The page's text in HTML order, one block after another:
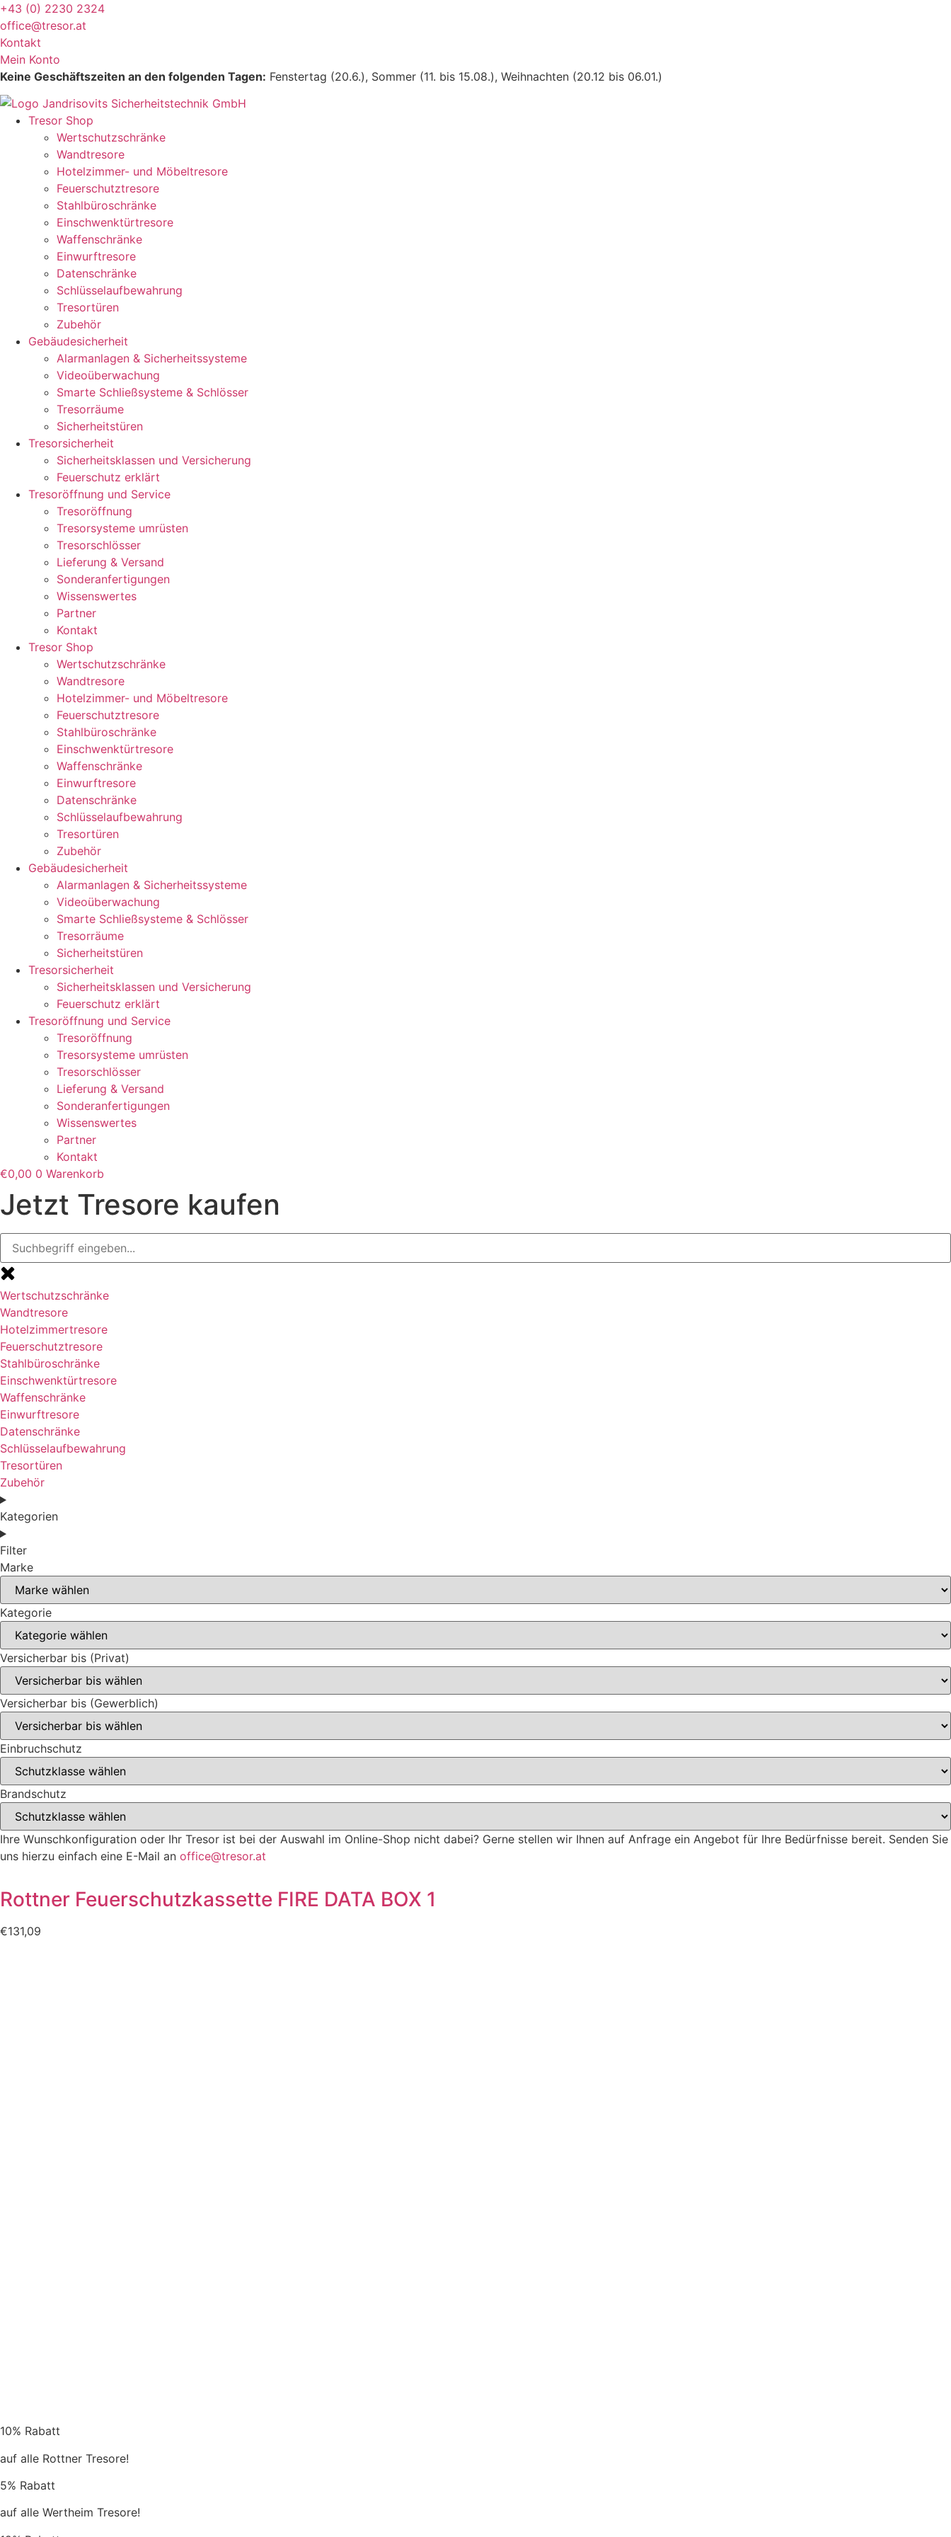
Zum
Inhalt
wechseln
+43 (0) 2230 2324
office@tresor.at
Kontakt
Mein Konto
Keine Geschäftszeiten an den folgenden Tagen: Fenstertag (20.6.), Sommer (11. bis 15.08.), Weihnachten (20.12 bis 06.01.)
Tresor Shop
Wertschutzschränke
Wandtresore
Hotelzimmer- und Möbeltresore
Feuerschutztresore
Stahlbüroschränke
Einschwenktürtresore
Waffenschränke
Einwurftresore
Datenschränke
Schlüsselaufbewahrung
Tresortüren
Zubehör
Gebäudesicherheit
Alarmanlagen & Sicherheitssysteme
Videoüberwachung
Smarte Schließsysteme & Schlösser
Tresorräume
Sicherheitstüren
Tresorsicherheit
Sicherheitsklassen und Versicherung
Feuerschutz erklärt
Tresoröffnung und Service
Tresoröffnung
Tresorsysteme umrüsten
Tresorschlösser
Lieferung & Versand
Sonderanfertigungen
Wissenswertes
Partner
Kontakt
Tresor Shop
Wertschutzschränke
Wandtresore
Hotelzimmer- und Möbeltresore
Feuerschutztresore
Stahlbüroschränke
Einschwenktürtresore
Waffenschränke
Einwurftresore
Datenschränke
Schlüsselaufbewahrung
Tresortüren
Zubehör
Gebäudesicherheit
Alarmanlagen & Sicherheitssysteme
Videoüberwachung
Smarte Schließsysteme & Schlösser
Tresorräume
Sicherheitstüren
Tresorsicherheit
Sicherheitsklassen und Versicherung
Feuerschutz erklärt
Tresoröffnung und Service
Tresoröffnung
Tresorsysteme umrüsten
Tresorschlösser
Lieferung & Versand
Sonderanfertigungen
Wissenswertes
Partner
Kontakt
€0,00 0 Warenkorb
Jetzt Tresore kaufen
Wertschutzschränke
Wandtresore
Hotelzimmertresore
Feuerschutztresore
Stahlbüroschränke
Einschwenktürtresore
Waffenschränke
Einwurftresore
Datenschränke
Schlüsselaufbewahrung
Tresortüren
Zubehör
Kategorien
Filter
Marke
Kategorie
Versicherbar bis (Privat)
Versicherbar bis (Gewerblich)
Einbruchschutz
Brandschutz
Ihre Wunschkonfiguration oder Ihr Tresor ist bei der Auswahl im Online-Shop nicht dabei? Gerne stellen wir Ihnen auf Anfrage ein Angebot für Ihre Bedürfnisse bereit. Senden Sie
uns hierzu einfach eine E-Mail an office@tresor.at
Rottner Feuerschutzkassette FIRE DATA BOX 1
€131,09
10% Rabatt
auf alle Rottner Tresore!
5% Rabatt
auf alle Wertheim Tresore!